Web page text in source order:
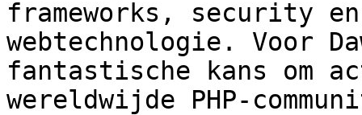
frameworks, security
webtechnologie. Voor
fantastische kans om
wereldwijde PHP-